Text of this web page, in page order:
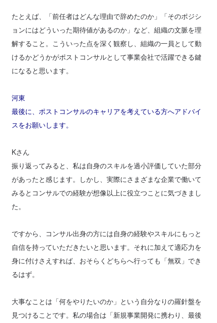
たとえば、「前任者はどんな理由で辞めたのか」「そのポジシ
ョンにはどういった期待値があるのか」など、組織の文脈を理
解すること。こういった点を深く観察し、組織の一員として動
けるかどうかがポストコンサルとして事業会社で活躍できる鍵
になると思います。
河東
最後に、ポストコンサルのキャリアを考えている方へアドバイ
スをお願いします。
Kさん
振り返ってみると、私は自身のスキルを過小評価していた部分
があったと感じます。しかし、実際にさまざまな企業で働いて
みるとコンサルでの経験が想像以上に役立つことに気づきまし
た。
ですから、コンサル出身の方には自身の経験やスキルにもっと
自信を持っていただきたいと思います。それに加えて適応力を
身に付けさえすれば、おそらくどちらへ行っても「無双」でき
るはず。
大事なことは「何をやりたいのか」という自分なりの羅針盤を
見つけることです。私の場合は「新規事業開発に携わり、最後